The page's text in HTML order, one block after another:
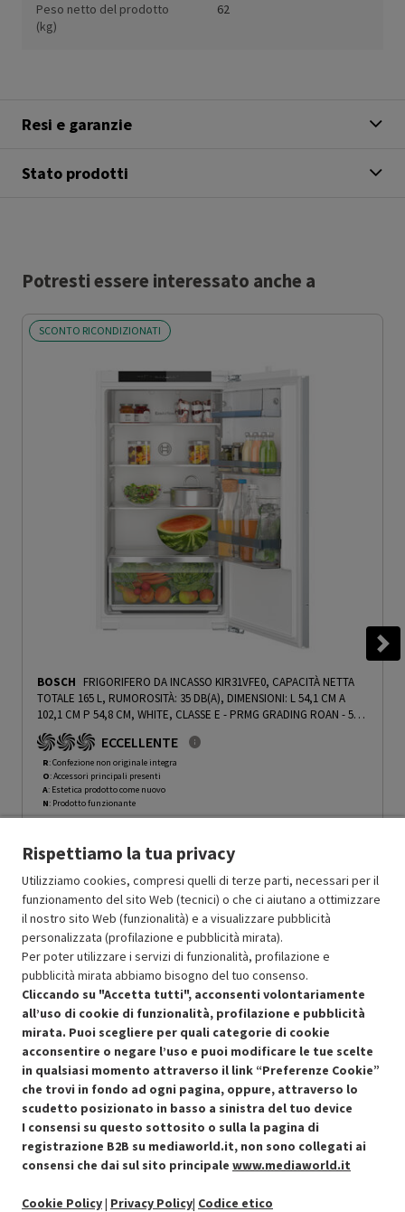
Peso netto del prodotto
(kg)
62
Resi e garanzie
Stato prodotti
Potresti essere interessato anche a
SCONTO RICONDIZIONATI
BOSCH FRIGORIFERO DA INCASSO KIR31VFE0, CAPACITÀ NETTA
TOTALE 165 L, RUMOROSITÀ: 35 DB(A), DIMENSIONI: L 54,1 CM A
102,1 CM P 54,8 CM, WHITE, CLASSE E - PRMG GRADING ROAN - 5%
-PRMG GRADING ROAN - 5%
ECCELLENTE
R: Confezione non originale integra
O: Accessori principali presenti
A: Estetica prodotto come nuovo
N: Prodotto funzionante
Ricondizionato Prezzo ridotto da
901.55a-50%
In Promozione 450.77
Aggiungi al carrello
SCONTO RICONDIZIONATI
Approfitta dello sconto del 50% sul prodotto ricondizionato.
Condizioni generali di vendita Recedere dal contratto qui
Rispettiamo la tua privacy
Utilizziamo cookies, compresi quelli di terze parti, necessari per il
funzionamento del sito Web (tecnici) o che ci aiutano a ottimizzare
il nostro sito Web (funzionalità) e a visualizzare pubblicità
personalizzata (profilazione e pubblicità mirata).
Per poter utilizzare i servizi di funzionalità, profilazione e
pubblicità mirata abbiamo bisogno del tuo consenso.
Cliccando su "Accetta tutti", acconsenti volontariamente
all’uso di cookie di funzionalità, profilazione e pubblicità
mirata. Puoi scegliere per quali categorie di cookie
acconsentire o negare l’uso e puoi modificare le tue scelte
in qualsiasi momento attraverso il link “Preferenze Cookie”
che trovi in fondo ad ogni pagina, oppure, attraverso lo
scudetto posizionato in basso a sinistra del tuo device
I consensi su questo sottosito o sulla la pagina di
registrazione B2B su mediaworld.it, non sono collegati ai
consensi che dai sul sito principale www.mediaworld.it
Cookie Policy| Privacy Policy| Codice etico